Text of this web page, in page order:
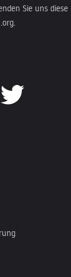
Sie uns
.